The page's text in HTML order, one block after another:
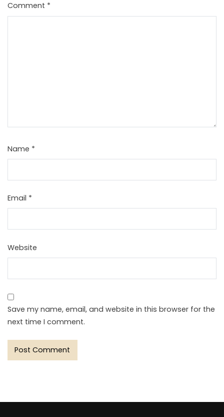
Comment *
Name *
Email *
Website
Save my name, email, and website in this browser for the
next time I comment.